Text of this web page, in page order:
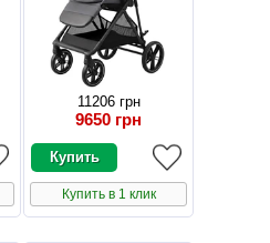
11206 грн
9650 грн
Купить в 1 клик